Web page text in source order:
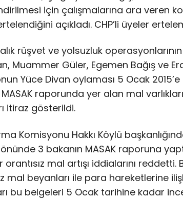
için çalışmalarına ara veren
açıkladı. CHP’li üyeler
rüşvet ve yolsuzluk
Muammer Güler, Egemen Bağış ve
Yüce Divan oylaması 5 Ocak
raporunda yer alan mal
itiraz gösterildi.
Komisyonu Hakkı Köylü
3 bakanın MASAK raporuna
mal artışı iddialarını
mal beyanları ile para hareketlerine
bu belgeleri 5 Ocak tarihine kadar